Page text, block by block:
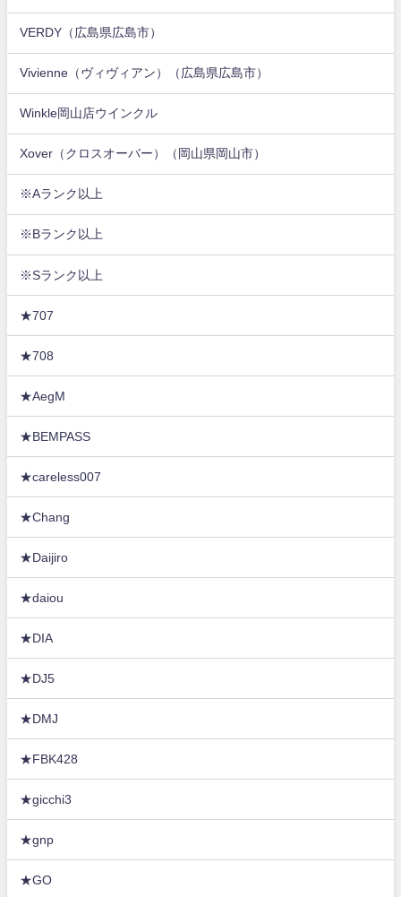
VERDY（広島県広島市）
Vivienne（ヴィヴィアン）（広島県広島市）
Winkle岡山店ウインクル
Xover（クロスオーバー）（岡山県岡山市）
※Aランク以上
※Bランク以上
※Sランク以上
★707
★708
★AegM
★BEMPASS
★careless007
★Chang
★Daijiro
★daiou
★DIA
★DJ5
★DMJ
★FBK428
★gicchi3
★gnp
★GO